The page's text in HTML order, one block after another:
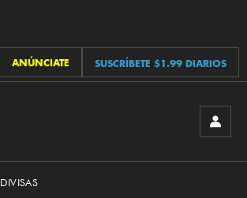
ANÚNCIATE SUSCRÍBETE $1.99 DIARIOS
DIVISAS